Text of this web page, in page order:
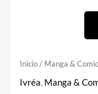
Inicio/ Manga &
Ivréa, Manga &